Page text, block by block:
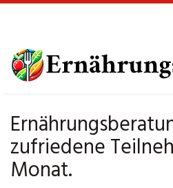
main
content
zufriedene
Monat.